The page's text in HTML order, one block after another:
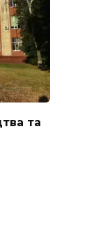
та